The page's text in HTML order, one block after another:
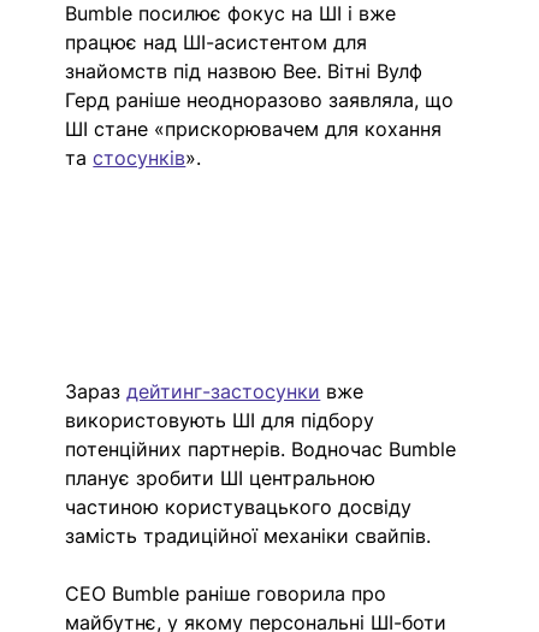
Bumble посилює фокус на ШІ і вже
працює над ШІ-асистентом для
знайомств під назвою Bee. Вітні Вулф
Герд раніше неодноразово заявляла, що
ШІ стане «прискорювачем для кохання
та стосунків».
Зараз дейтинг-застосунки вже
використовують ШІ для підбору
потенційних партнерів. Водночас Bumble
планує зробити ШІ центральною
частиною користувацького досвіду
замість традиційної механіки свайпів.
CEO Bumble раніше говорила про
майбутнє, у якому персональні ШІ-боти